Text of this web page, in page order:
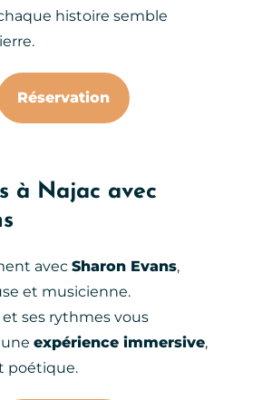
histoire semble
Réservation
à Najac avec
avec Sharon Evans,
et musicienne.
et ses rythmes vous
expérience immersive,
poétique.